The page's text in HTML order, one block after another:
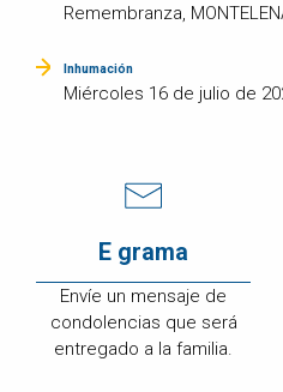
Remembranza,
Inhumación
Miércoles 16 de julio de
E grama
Envíe un mensaje de
condolencias que será
entregado a la familia.